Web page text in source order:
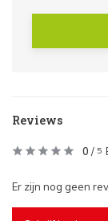
Reviews
0 / 5
Er zijn nog geen